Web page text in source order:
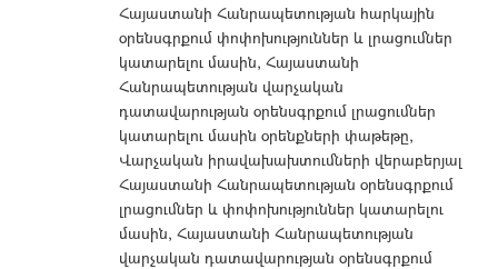
Հայաստանի Հանրապետության հարկային
օրենսգրքում փոփոխություններ և լրացումներ
կատարելու մասին, Հայաստանի
Հանրապետության վարչական
դատավարության օրենսգրքում լրացումներ
կատարելու մասին օրենքների փաթեթը,
Վարչական իրավախախտումների վերաբերյալ
Հայաստանի Հանրապետության օրենսգրքում
լրացումներ և փոփոխություններ կատարելու
մասին, Հայաստանի Հանրապետության
վարչական դատավարության օրենսգրքում